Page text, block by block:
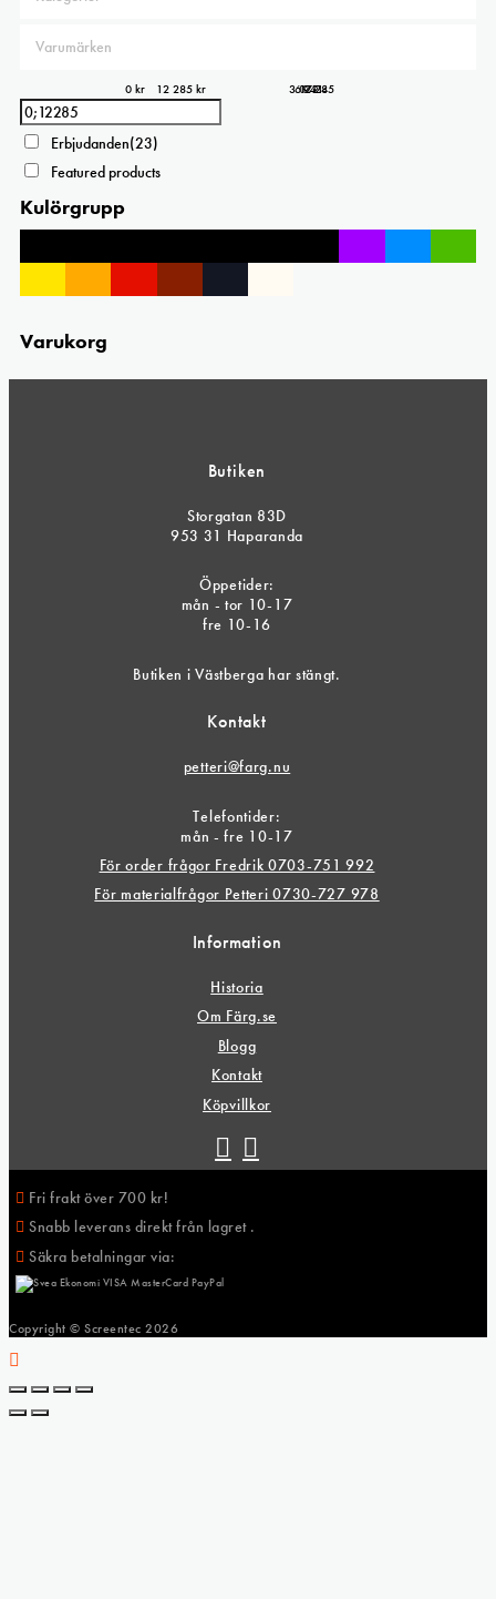
0 kr 12 285 kr 0
3 071
6 143
9 214
12 285
Erbjudanden(23)
Featured products
Kulörgrupp
Varukorg
Butiken
Storgatan 83D
953 31 Haparanda
Öppetider:
mån - tor 10-17
fre 10-16
Butiken i Västberga har stängt.
Kontakt
petteri@farg.nu
Telefontider:
mån - fre 10-17
För order frågor Fredrik 0703-751 992
För materialfrågor Petteri 0730-727 978
Information
Historia
Om Färg.se
Blogg
Kontakt
Köpvillkor
Fri frakt över 700 kr!
Snabb leverans direkt från lagret .
Säkra betalningar via:
Copyright © Screentec 2026